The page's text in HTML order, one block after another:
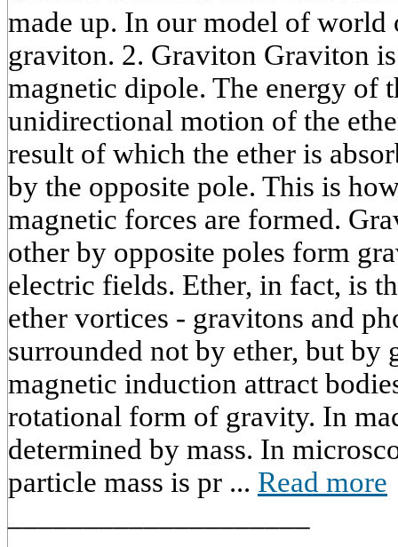
made up. In our model of world
graviton. 2. Graviton Graviton
magnetic dipole. The energy of
unidirectional motion of the
result of which the ether is
by the opposite pole. This is
magnetic forces are formed.
other by opposite poles form
electric fields. Ether, in fact, is
ether vortices - gravitons and
surrounded not by ether, but
magnetic induction attract
rotational form of gravity. In
determined by mass. In
particle mass is pr ... Read more